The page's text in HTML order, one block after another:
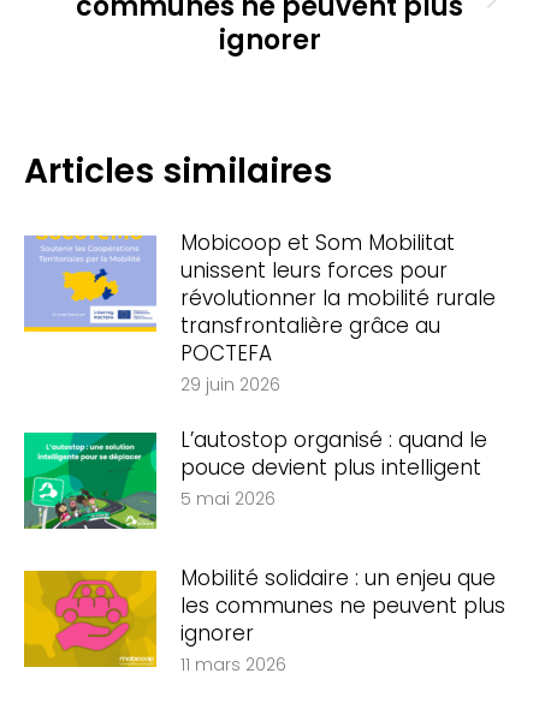
suivant
ignorer
Articles similaires
Mobicoop et Som Mobilitat
unissent leurs forces pour
révolutionner la mobilité rurale
transfrontalière grâce au
POCTEFA
29 juin 2026
L’autostop organisé : quand le
pouce devient plus intelligent
5 mai 2026
Mobilité solidaire : un enjeu que
les communes ne peuvent plus
ignorer
11 mars 2026